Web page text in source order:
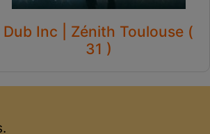
Dub Inc | Zénith Toulouse (
31 )